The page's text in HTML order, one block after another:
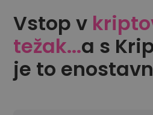
Vstop v
težak...a s
je to